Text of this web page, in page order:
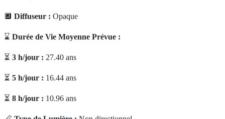
🔲 Diffuseur : Opaque
⌛ Durée de Vie Moyenne Prévue :
⏳ 3 h/jour : 27.40 ans
⏳ 5 h/jour : 16.44 ans
⏳ 8 h/jour : 10.96 ans